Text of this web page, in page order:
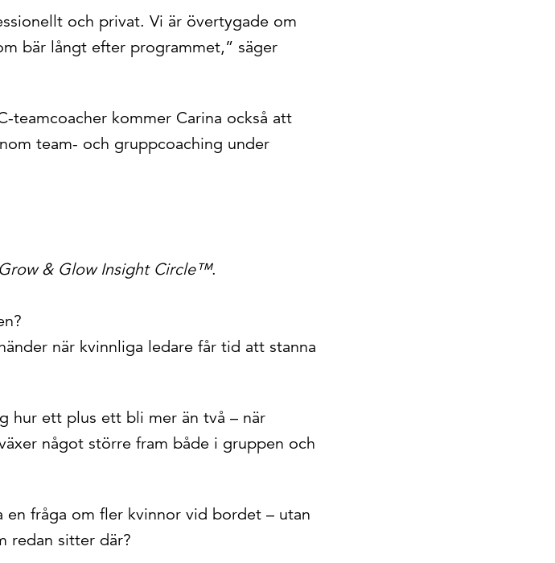
och privat. Vi är övertygade om
bär långt efter programmet,” säger
teamcoacher kommer Carina också att
team- och gruppcoaching under
Grow & Glow Insight Circle™.
när kvinnliga ledare får tid att stanna
hur ett plus ett bli mer än två – när
något större fram både i gruppen och
en fråga om fler kvinnor vid bordet – utan
redan sitter där?